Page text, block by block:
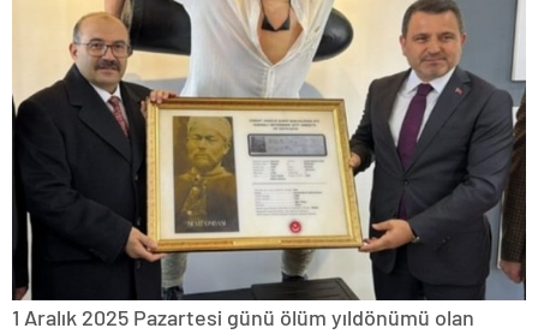
1 Aralık 2025 Pazartesi günü ölüm yıldönümü olan